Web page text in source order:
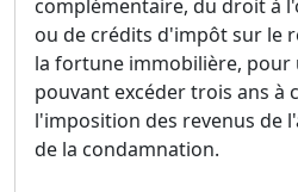
complémentaire, du droit à
ou de crédits d'impôt sur le
la fortune immobilière, pour
pouvant excéder trois ans à
l'imposition des revenus de
de la condamnation.